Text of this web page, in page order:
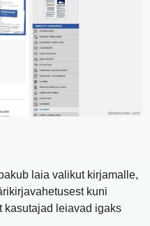
laia valikut kirjamalle,
kuni
kasutajad leiavad igaks